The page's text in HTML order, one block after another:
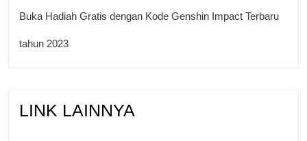
Buka Hadiah Gratis dengan Kode Genshin Impact Terbaru
tahun 2023
LINK LAINNYA